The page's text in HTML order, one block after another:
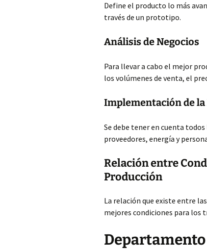
Define el producto lo más
través de un prototipo.
Análisis de Negocios
Para llevar a cabo el mejor
los volúmenes de venta, el
Implementación de
Se debe tener en cuenta
proveedores, energía y
Relación entre
Producción
La relación que existe entre
mejores condiciones para los